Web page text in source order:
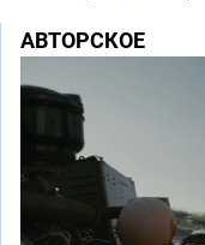
АВТОРСКОЕ